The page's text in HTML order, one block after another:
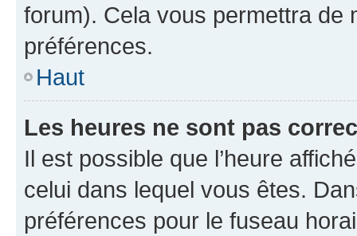
forum). Cela vous permettra de
préférences.
Haut
Les heures ne sont pas
Il est possible que l’heure
celui dans lequel vous êtes.
préférences pour le fuseau